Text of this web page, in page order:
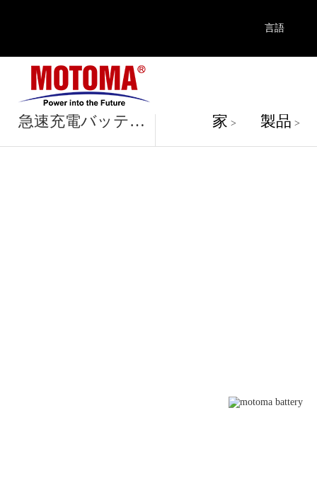
言語
製品
急速充電バッテリー 家 > 製品 >